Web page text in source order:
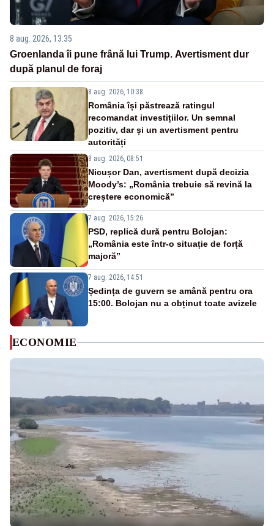
8 aug. 2026, 13:35
Groenlanda îi pune frână lui Trump. Avertisment dur
după planul de foraj
8 aug. 2026, 10:38
România își păstrează ratingul
recomandat investițiilor. Un semnal
pozitiv, dar și un avertisment pentru
autorități
8 aug. 2026, 08:51
Nicușor Dan, avertisment după decizia
Moody’s: „România trebuie să revină la
creștere economică”
7 aug. 2026, 15:26
PSD, replică dură pentru Bolojan:
„România este într-o situație de forță
majoră”
7 aug. 2026, 14:51
Ședința de guvern se amână pentru ora
15:00. Bolojan nu a obținut toate avizele
ECONOMIE